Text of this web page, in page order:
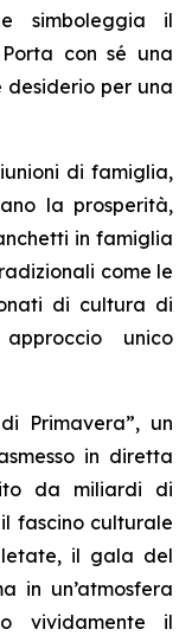
simboleggia il
con sé una
desiderio per una
di famiglia,
la prosperità,
in famiglia
come le
di cultura di
unico
Primavera”, un
in diretta
da miliardi di
fascino culturale
il gala del
in un’atmosfera
vividamente il